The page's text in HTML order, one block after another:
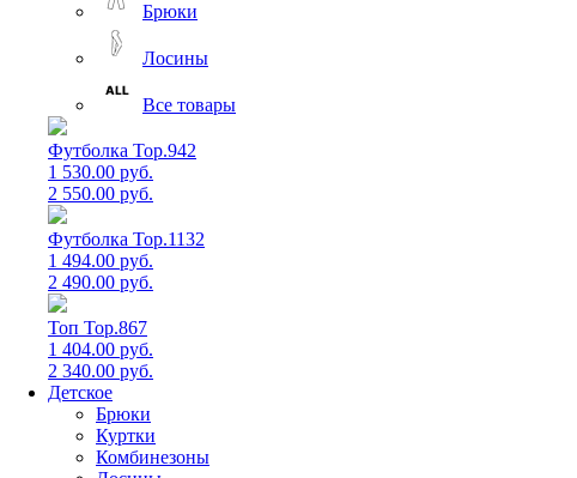
Брюки
Лосины
Все товары
Футболка Top.942
1 530.00 руб.
2 550.00 руб.
Футболка Top.1132
1 494.00 руб.
2 490.00 руб.
Топ Top.867
1 404.00 руб.
2 340.00 руб.
Детское
Брюки
Куртки
Комбинезоны